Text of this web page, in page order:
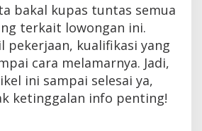
bakal kupas tuntas semua
terkait lowongan ini.
pekerjaan, kualifikasi yang
cara melamarnya. Jadi,
ini sampai selesai ya,
ketinggalan info penting!